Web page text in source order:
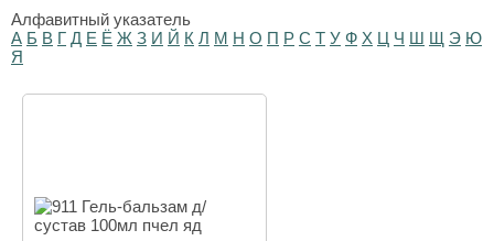
Алфавитный указатель
А Б В Г Д Е Ё Ж З И Й К Л М Н О П Р С Т У Ф Х Ц Ч Ш Щ Э Ю
Я